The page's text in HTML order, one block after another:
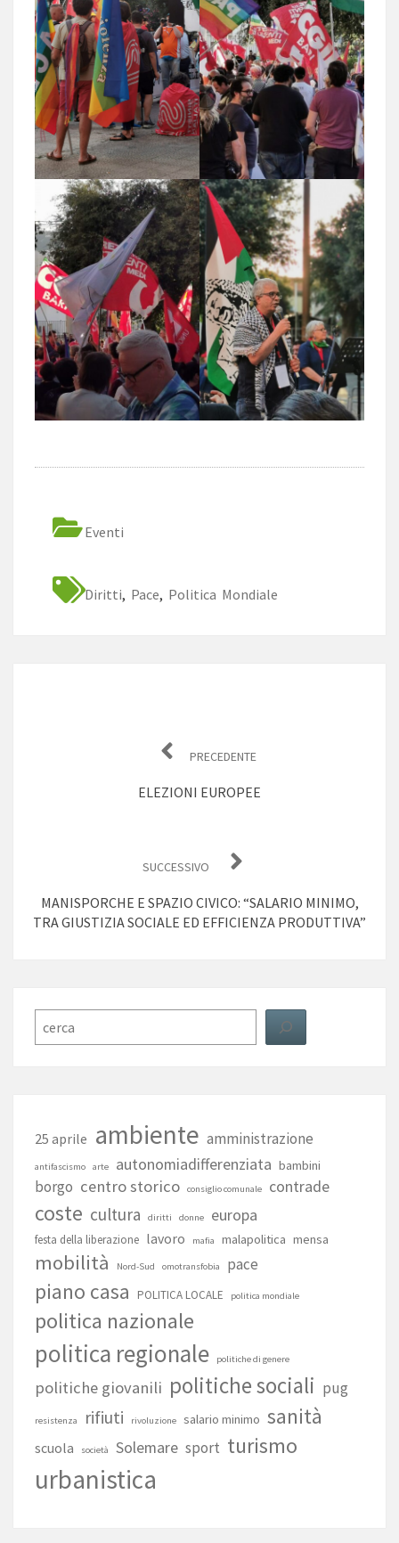
Eventi
Diritti, Pace, Politica Mondiale
PRECEDENTE
ELEZIONI EUROPEE
SUCCESSIVO
MANISPORCHE E SPAZIO CIVICO: “SALARIO MINIMO,
TRA GIUSTIZIA SOCIALE ED EFFICIENZA PRODUTTIVA”
25 aprile ambiente amministrazione
antifascismo arte autonomiadifferenziata bambini
borgo centro storico consiglio comunale contrade
coste cultura diritti donne europa
festa della liberazione lavoro mafia malapolitica mensa
mobilità Nord-Sud omotransfobia pace
piano casa POLITICA LOCALE politica mondiale
politica nazionale
politica regionale politiche di genere
politiche giovanili politiche sociali pug
resistenza rifiuti rivoluzione salario minimo sanità
scuola società Solemare sport turismo
urbanistica